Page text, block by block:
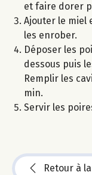
et faire dorer
Ajouter le miel
les enrober.
Déposer les
dessous puis
Remplir les
min.
Servir les
Retour à